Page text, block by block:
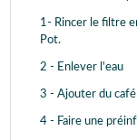
1- Rincer le filtre
Pot.
2 - Enlever l'eau
3 - Ajouter du
4 - Faire une